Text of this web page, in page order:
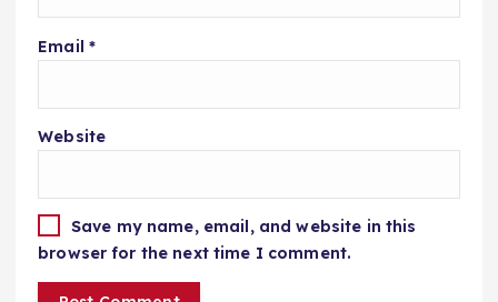
Email *
Website
Save my name, email, and website in this
browser for the next time I comment.